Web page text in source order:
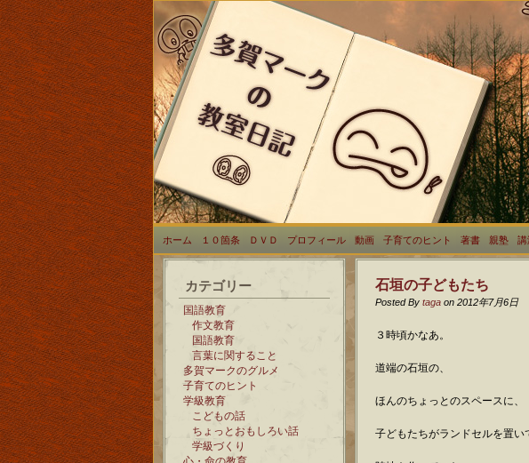
ホーム １０箇条 ＤＶＤ プロフィール 動画 子育てのヒント 著書 親塾 講
カテゴリー
国語教育
作文教育
国語教育
言葉に関すること
多賀マークのグルメ
子育てのヒント
学級教育
こどもの話
ちょっとおもしろい話
学級づくり
石垣の子どもたち
Posted By taga on 2012年7月6日
３時頃かなあ。
道端の石垣の、
ほんのちょっとのスペースに、
子どもたちがランドセルを置い